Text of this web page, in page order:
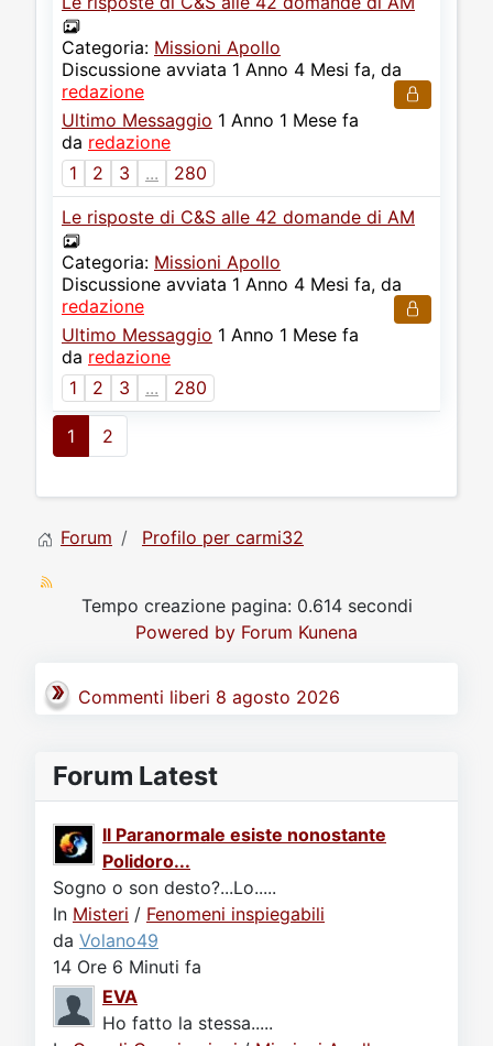
Categoria: Missioni Apollo
Discussione avviata 1 Anno 4 Mesi fa, da
redazione
Ultimo Messaggio 1 Anno 1 Mese fa
da redazione
1
2 3 ...
280
Le risposte di C&S alle 42 domande di AM
Categoria: Missioni Apollo
Discussione avviata 1 Anno 4 Mesi fa, da
redazione
Ultimo Messaggio 1 Anno 1 Mese fa
da redazione
1
2 3 ... 280
1 2
Forum Profilo per carmi32
Tempo creazione pagina: 0.614 secondi
Powered by Forum Kunena
Commenti liberi 8 agosto 2026
Forum Latest
Il Paranormale esiste nonostante
Polidoro...
Sogno o son desto?...Lo.....
In Misteri / Fenomeni inspiegabili
da Volano49
14 Ore 6 Minuti fa
EVA
Ho fatto la stessa.....